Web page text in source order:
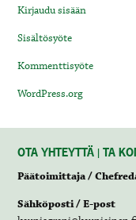
Kirjaudu sisään
Sisältösyöte
Kommenttisyöte
WordPress.org
OTA YHTEYTTÄ | TA
Päätoimittaja /
Sähköposti / E-post